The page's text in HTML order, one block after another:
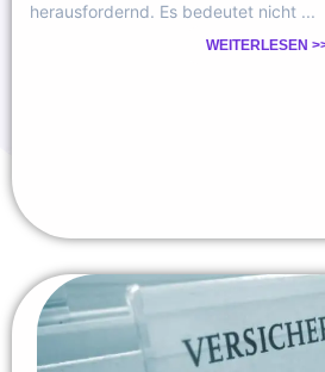
herausfordernd. Es bedeutet nicht ...
WEITERLESEN